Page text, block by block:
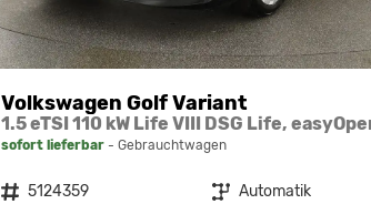
Volkswagen Golf Variant
sofort lieferbar Gebrauchtwagen
Fahrzeugnr. 5124359 Getriebe Automatik